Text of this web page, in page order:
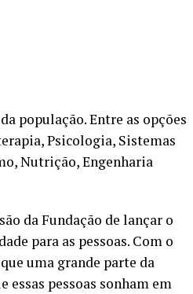
população. Entre as opções
Psicologia, Sistemas
Nutrição, Engenharia
da Fundação de lançar o
para as pessoas. Com o
uma grande parte da
essas pessoas sonham em